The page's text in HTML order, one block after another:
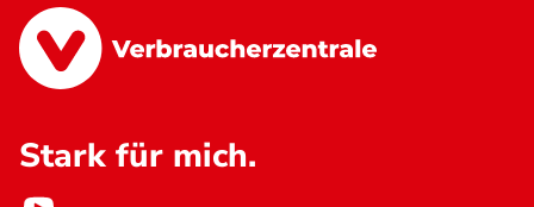
Stark für mich.